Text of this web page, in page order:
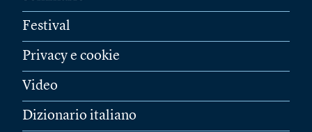
Festival
Privacy e cookie
Video
Dizionario italiano